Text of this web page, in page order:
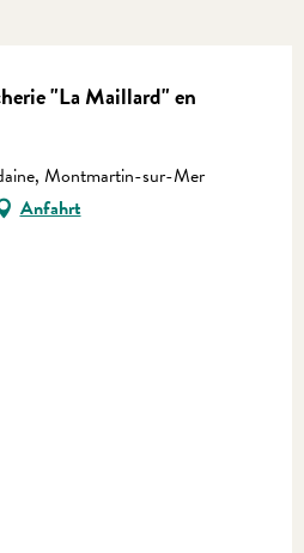
"La Maillard" en
Montmartin-sur-Mer
Anfahrt